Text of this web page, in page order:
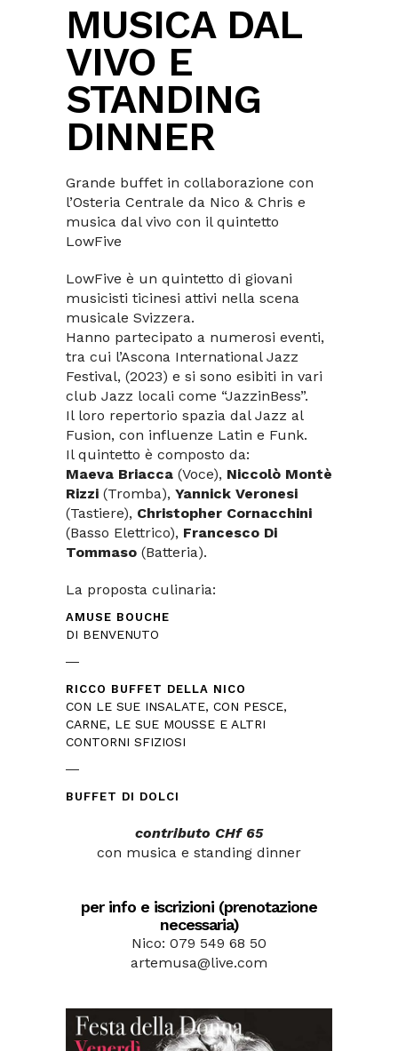
MUSICA DAL
VIVO E
STANDING
DINNER
Grande buffet in collaborazione con
l’Osteria Centrale da Nico & Chris e
musica dal vivo con il quintetto
LowFive
LowFive è un quintetto di giovani
musicisti ticinesi attivi nella scena
musicale Svizzera.
Hanno partecipato a numerosi eventi,
tra cui l’Ascona International Jazz
Festival, (2023) e si sono esibiti in vari
club Jazz locali come “JazzinBess”.
Il loro repertorio spazia dal Jazz al
Fusion, con influenze Latin e Funk.
Il quintetto è composto da:
Maeva Briacca (Voce), Niccolò Montè
Rizzi (Tromba), Yannick Veronesi
(Tastiere), Christopher Cornacchini
(Basso Elettrico), Francesco Di
Tommaso (Batteria).
La proposta culinaria:
AMUSE BOUCHE
DI BENVENUTO
RICCO BUFFET DELLA NICO
CON LE SUE INSALATE, CON PESCE,
CARNE, LE SUE MOUSSE E ALTRI
CONTORNI SFIZIOSI
BUFFET DI DOLCI
contributo CHf 65
con musica e standing dinner
per info e iscrizioni (prenotazione
necessaria)
Nico: 079 549 68 50
artemusa@live.com